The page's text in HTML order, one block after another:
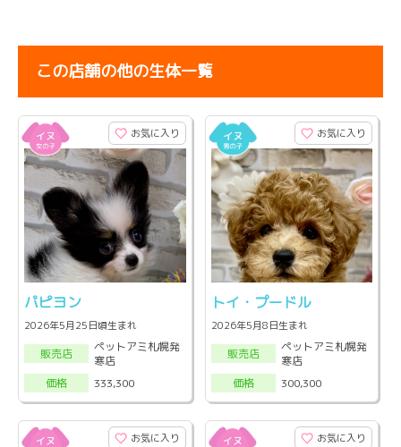
この店舗の他の生体一覧
お気に入り
パピヨン
2026年5月25日頃生まれ
販売店
ペットアミ札幌発
寒店
価格
333,300
お気に入り
トイ・プードル
2026年5月8日生まれ
販売店
ペットアミ札幌発
寒店
価格
300,300
お気に入り お気に入り